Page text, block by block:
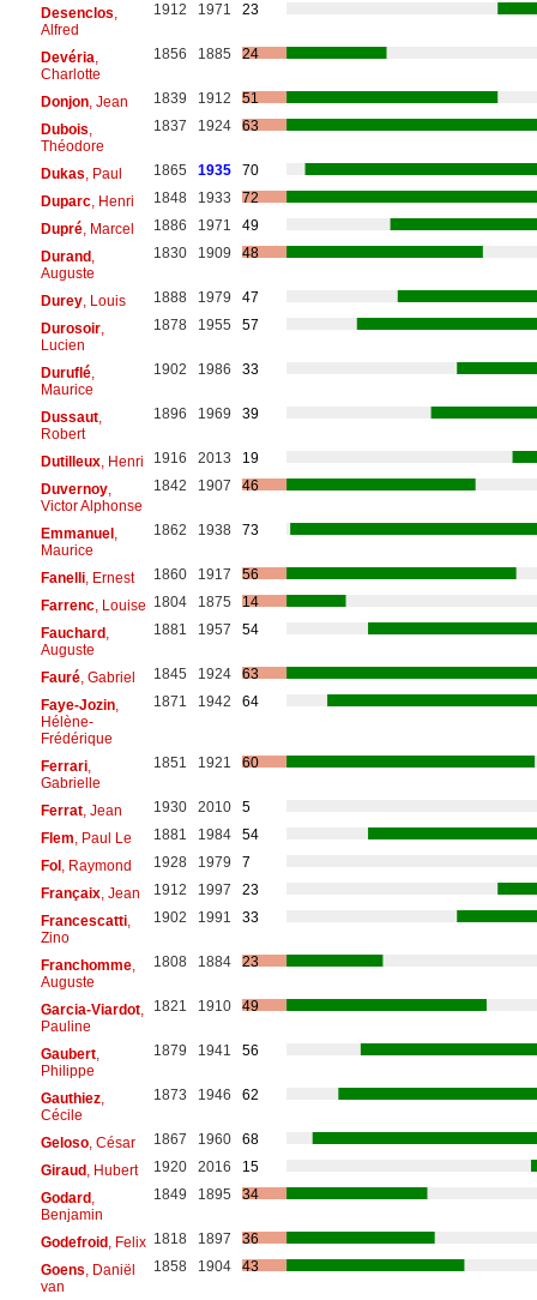
Desenclos
Alfred
1912 1971 23
Devéria
Charlotte
1856 1885 24
Donjon, Jean 1839 1912
51
Dubois
Théodore
1837 1924 63
Dukas , Paul 1865 1935
70
Duparc, Henri 1848 1933
72
Dupré, Marcel 1886 1971
49
Durand,
Auguste
1830 1909 48
Durey, Louis 1888 1979
47
Durosoir,
Lucien
1878 1955 57
Duruflé,
Maurice
1902 1986 33
Dussaut,
Robert
1896 1969 39
Dutilleux, Henri 1916 2013
19
Duvernoy,
Victor Alphonse
1842 1907 46
Emmanuel,
Maurice
1862 1938 73
Fanelli, Ernest 1860 1917
56
Farrenc, Louise 1804 1875
14
Fauchard,
Auguste
1881 1957 54
Fauré, Gabriel 1845 1924
63
Faye-Jozin,
Hélène-
Frédérique
1871 1942 64
Ferrari,
Gabrielle
1851 1921 60
Ferrat, Jean 1930 2010
5
Flem , Paul Le 1881 1984
54
Fol, Raymond 1928 1979
7
Françaix, Jean 1912 1997
23
Francescatti,
Zino
1902 1991 33
Franchomme,
Auguste
1808 1884 23
Garcia-Viardot,
Pauline
1821 1910 49
Gaubert,
Philippe
1879 1941 56
Gauthiez,
Cécile
1873 1946 62
Geloso, César 1867 1960
68
Giraud, Hubert 1920 2016
15
Godard,
Benjamin
1849 1895 34
Godefroid, Felix 1818 1897
36
Goens , Daniël
van
1858 1904 43